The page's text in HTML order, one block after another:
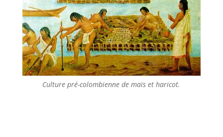
Culture pré-colombienne de maïs et haricot.